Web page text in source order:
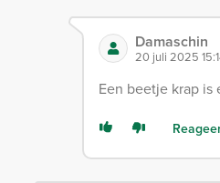
Damaschin
20 juli 2025
Een beetje krap is